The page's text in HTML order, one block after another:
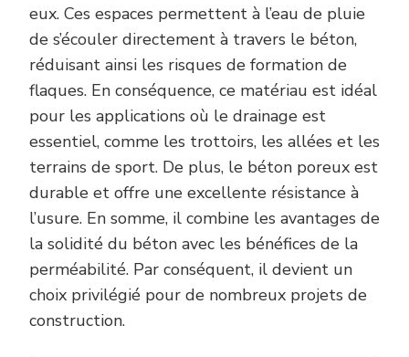
eux. Ces espaces permettent à l’eau de pluie
de s’écouler directement à travers le béton,
réduisant ainsi les risques de formation de
flaques. En conséquence, ce matériau est idéal
pour les applications où le drainage est
essentiel, comme les trottoirs, les allées et les
terrains de sport. De plus, le béton poreux est
durable et offre une excellente résistance à
l’usure. En somme, il combine les avantages de
la solidité du béton avec les bénéfices de la
perméabilité. Par conséquent, il devient un
choix privilégié pour de nombreux projets de
construction.